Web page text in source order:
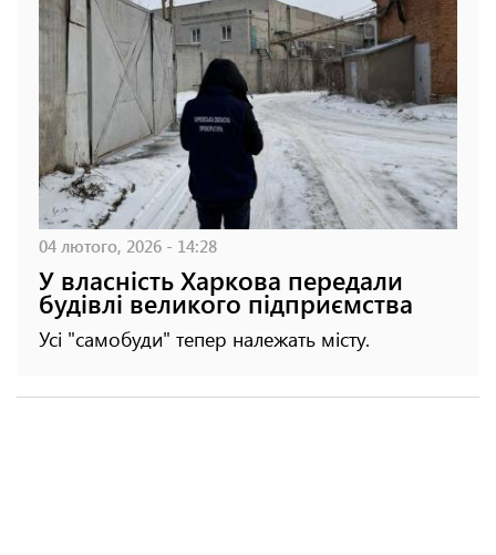
04 лютого, 2026 - 14:28
У власність Харкова передали
будівлі великого підприємства
Усі "самобуди" тепер належать місту.